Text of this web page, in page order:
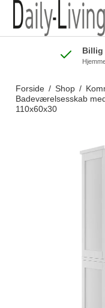
Billig
Forside / Shop /
Badeværelsesskab
110x60x30